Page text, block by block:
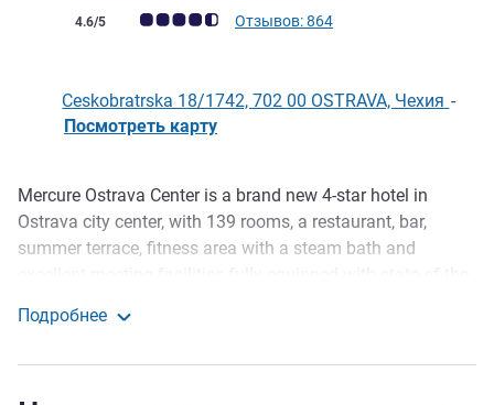
Примечание: отзывы клиентов (Рейтинг ALL)
4.6/5 Отзывов: 864
Ceskobratrska 18/1742, 702 00 OSTRAVA, Чехия -
Посмотреть карту
Описание
Mercure Ostrava Center is a brand new 4-star hotel in
Ostrava city center, with 139 rooms, a restaurant, bar,
summer terrace, fitness area with a steam bath and
station and within walking distance of the cultural and
Подробнее